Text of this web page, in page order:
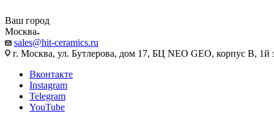
Ваш город
Москва
sales@hit-ceramics.ru
г. Москва, ул. Бутлерова, дом 17, БЦ NEO GEO, корпус В, 1й
Вконтакте
Instagram
Telegram
YouTube